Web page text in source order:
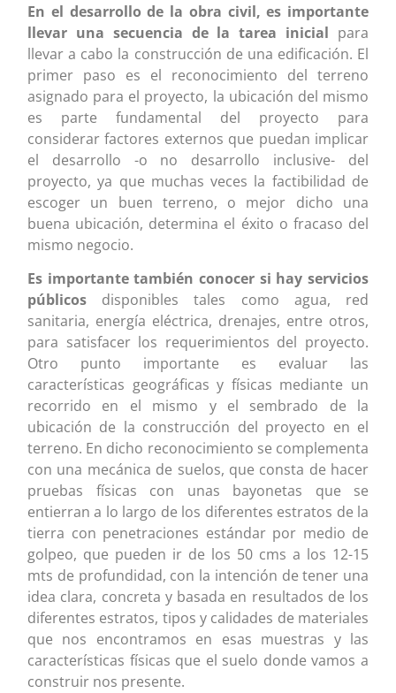
En el desarrollo de la obra civil, es importante
llevar una secuencia de la tarea inicial para
llevar a cabo la construcción de una edificación. El
primer paso es el reconocimiento del terreno
asignado para el proyecto, la ubicación del mismo
es parte fundamental del proyecto para
considerar factores externos que puedan implicar
el desarrollo -o no desarrollo inclusive- del
proyecto, ya que muchas veces la factibilidad de
escoger un buen terreno, o mejor dicho una
buena ubicación, determina el éxito o fracaso del
mismo negocio.
Es importante también conocer si hay servicios
públicos disponibles tales como agua, red
sanitaria, energía eléctrica, drenajes, entre otros,
para satisfacer los requerimientos del proyecto.
Otro punto importante es evaluar las
características geográficas y físicas mediante un
recorrido en el mismo y el sembrado de la
ubicación de la construcción del proyecto en el
terreno. En dicho reconocimiento se complementa
con una mecánica de suelos, que consta de hacer
pruebas físicas con unas bayonetas que se
entierran a lo largo de los diferentes estratos de la
tierra con penetraciones estándar por medio de
golpeo, que pueden ir de los 50 cms a los 12-15
mts de profundidad, con la intención de tener una
idea clara, concreta y basada en resultados de los
diferentes estratos, tipos y calidades de materiales
que nos encontramos en esas muestras y las
características físicas que el suelo donde vamos a
construir nos presente.